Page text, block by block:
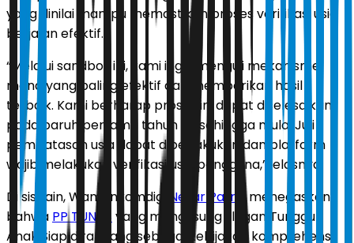
yang dinilai mampu memastikan proses verifikasi usia
berjalan efektif.
“Melalui sandbox ini, kami ingin menguji mekanisme
mana yang paling efektif dan memberikan hasil
terbaik. Kami berharap proses ini dapat diselesaikan
pada paruh pertama tahun ini, sehingga mulai Juli
pembatasan usia dapat diberlakukan dan platform
wajib melakukan verifikasi usia pengguna,” jelasnya.
Di sisi lain, Wamenkomdigi
Nezar Patria menegaskan
bahwa PP TUNAS
yang mengusung slogan Tunggu
Anak Siap dirancang sebagai kebijakan komprehensif